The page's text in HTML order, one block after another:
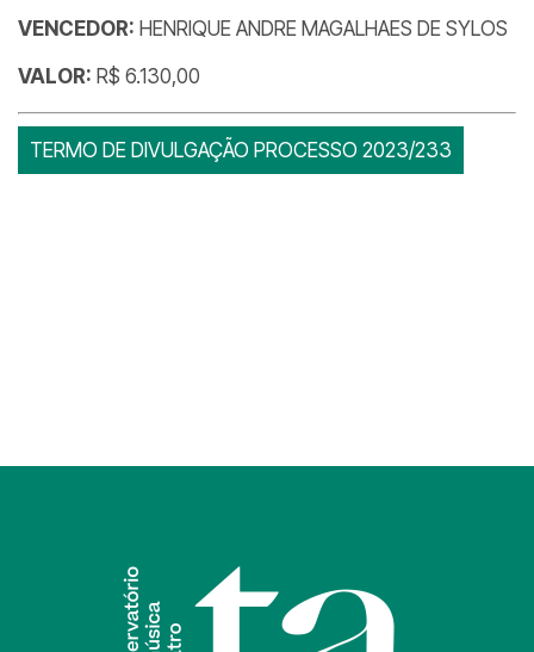
VENCEDOR: HENRIQUE ANDRE MAGALHAES DE SYLOS
VALOR: R$ 6.130,00
TERMO DE DIVULGAÇÃO PROCESSO 2023/233